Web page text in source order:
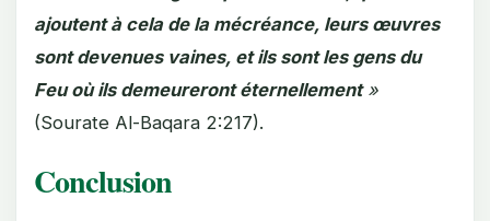
ajoutent à cela de la mécréance, leurs œuvres
sont devenues vaines, et ils sont les gens du
Feu où ils demeureront éternellement»
(Sourate Al-Baqara 2:217).
Conclusion